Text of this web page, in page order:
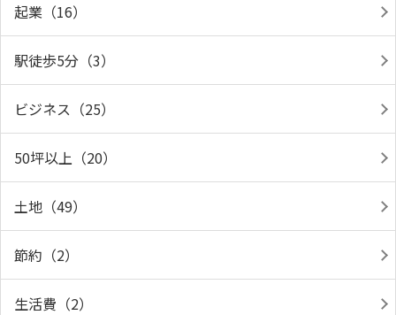
起業（16）
駅徒歩5分（3）
ビジネス（25）
50坪以上（20）
土地（49）
節約（2）
生活費（2）